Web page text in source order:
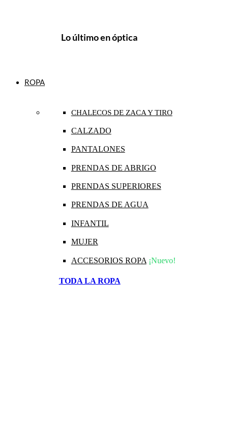
Lo último en óptica
ROPA
CHALECOS DE ZACA Y TIRO
CALZADO
PANTALONES
PRENDAS DE ABRIGO
PRENDAS SUPERIORES
PRENDAS DE AGUA
INFANTIL
MUJER
ACCESORIOS ROPA ¡Nuevo!
TODA LA ROPA